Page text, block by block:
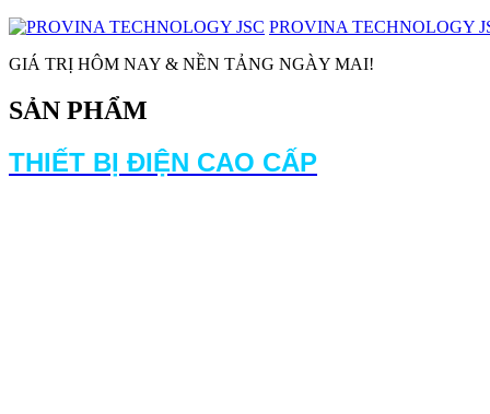
PROVINA TECHNOLOGY
GIÁ TRỊ HÔM NAY & NỀN TẢNG NGÀY MAI!
SẢN PHẨM
THIẾT BỊ ĐIỆN CAO CẤP